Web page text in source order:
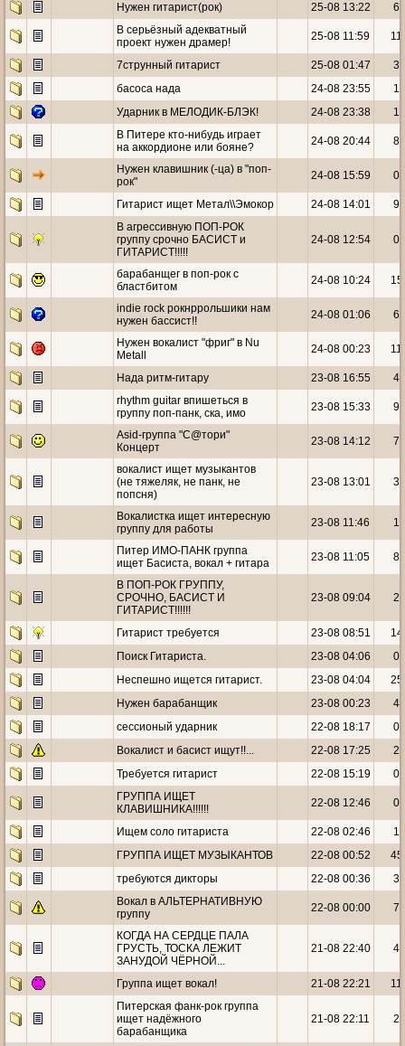
Нужен гитарист(рок) 25-08 13:22
6
В серьёзный адекватный
проект нужен драмер!
25-08 11:59 11
7струнный гитарист 25-08 01:47
3
басоса нада
24-08 23:55
1
Ударник в МЕЛОДИК-БЛЭК!
24-08 23:38
1
В Питере кто-нибудь играет
на аккордионе или бояне?
24-08 20:44 8
Нужен клавишник (-ца) в "поп-
рок"
24-08 15:59 0
Гитарист ищет Метал\\Эмокор 24-08 14:01
9
В агрессивную ПОП-РОК
группу срочно БАСИСТ и
ГИТАРИСТ!!!!!
24-08 12:54 0
барабанщег в поп-рок с
бластбитом
24-08 10:24 15
indie rock рокнррольшики нам
нужен бассист!!
24-08 01:06 6
Нужен вокалист "фриг" в Nu
Metall
24-08 00:23 11
Нада ритм-гитару 23-08 16:55
4
rhythm guitar впишеться в
группу поп-панк, ска, имо
23-08 15:33 9
Asid-группа "С@тори"
Концерт
23-08 14:12 7
вокалист ищет музыкантов
(не тяжеляк, не панк, не
попсня)
23-08 13:01 3
Вокалистка ищет интересную
группу для работы
23-08 11:46 1
Питер ИМО-ПАНК группа
ищет Басиста, вокал + гитара
23-08 11:05 8
В ПОП-РОК ГРУППУ,
СРОЧНО, БАСИСТ И
ГИТАРИСТ!!!!!!
23-08 09:04 2
Гитарист требуется 23-08 08:51
14
Поиск Гитариста.
23-08 04:06
0
Неспешно ищется гитарист.
23-08 04:04
25
Нужен барабанщик
23-08 00:23
4
сессионый ударник
22-08 18:17
0
Вокалист и басист ищут!!...
22-08 17:25
2
Требуется гитарист
22-08 15:19
0
ГРУППА ИЩЕТ
КЛАВИШНИКА!!!!!!
22-08 12:46 0
Ищем соло гитариста 22-08 02:46
1
ГРУППА ИЩЕТ МУЗЫКАНТОВ
22-08 00:52
45
требуются дикторы
22-08 00:36
3
Вокал в АЛЬТЕРНАТИВНУЮ
группу
22-08 00:00 7
КОГДА НА СЕРДЦЕ ПАЛА
ГРУСТЬ, ТОСКА ЛЕЖИТ
ЗАНУДОЙ ЧЁРНОЙ...
21-08 22:40 4
Группа ищет вокал! 21-08 22:21
11
Питерская фанк-рок группа
ищет надёжного
барабанщика
21-08 22:11 2